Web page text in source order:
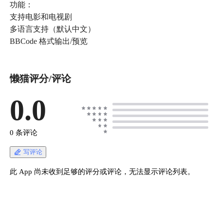
功能：
支持电影和电视剧
多语言支持（默认中文）
BBCode 格式输出/预览
懒猫评分/评论
0.0
0 条评论
写评论
此 App 尚未收到足够的评分或评论，无法显示评论列表。